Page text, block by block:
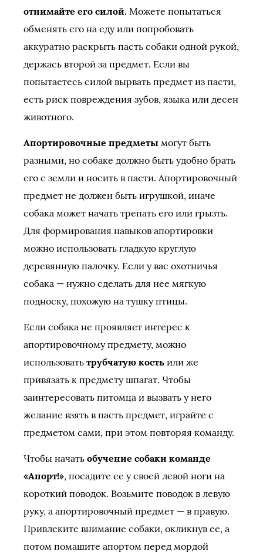
отнимайте его силой. Можете попытаться
обменять его на еду или попробовать
аккуратно раскрыть пасть собаки одной рукой,
держась второй за предмет. Если вы
попытаетесь силой вырвать предмет из пасти,
есть риск повреждения зубов, языка или десен
животного.
Апортировочные предметы могут быть
разными, но собаке должно быть удобно брать
его с земли и носить в пасти. Апортировочный
предмет не должен быть игрушкой, иначе
собака может начать трепать его или грызть.
Для формирования навыков апортировки
можно использовать гладкую круглую
деревянную палочку. Если у вас охотничья
собака — нужно сделать для нее мягкую
подноску, похожую на тушку птицы.
Если собака не проявляет интерес к
апортировочному предмету, можно
использовать трубчатую кость или же
привязать к предмету шпагат. Чтобы
заинтересовать питомца и вызвать у него
желание взять в пасть предмет, играйте с
предметом сами, при этом повторяя команду.
Чтобы начать обучение собаки команде
«Апорт!», посадите ее у своей левой ноги на
короткий поводок. Возьмите поводок в левую
руку, а апортировочный предмет — в правую.
Привлеките внимание собаки, окликнув ее, а
потом помашите апортом перед мордой